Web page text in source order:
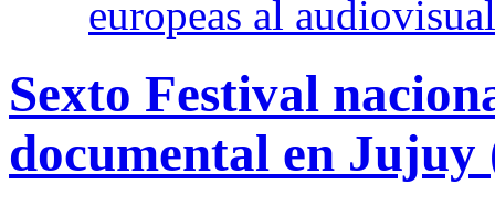
europeas al audiovisual
Sexto Festival
documental en